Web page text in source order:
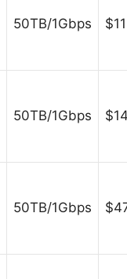
50TB/1Gbps
50TB/1Gbps
50TB/1Gbps